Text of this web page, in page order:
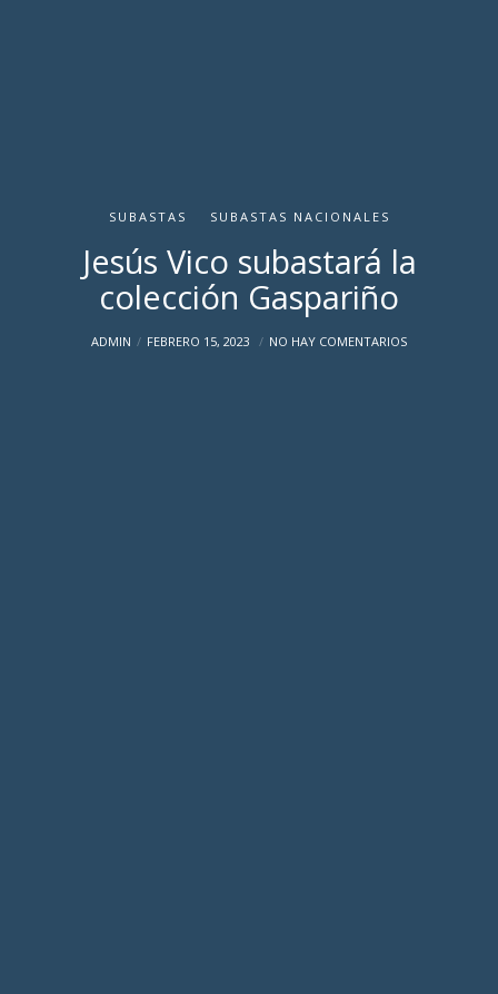
SUBASTAS SUBASTAS NACIONALES
Jesús Vico subastará la
colección Gaspariño
ADMIN FEBRERO 15, 2023 NO HAY COMENTARIOS